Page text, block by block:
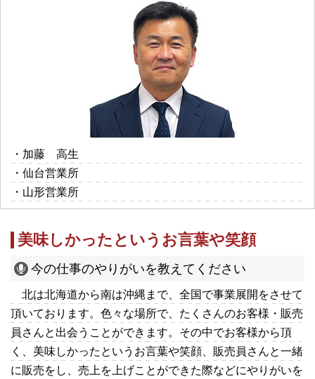
・加藤 高生
・仙台営業所
・山形営業所
美味しかったというお言葉や笑顔
今の仕事のやりがいを教えてください
北は北海道から南は沖縄まで、全国で事業展開をさせて
頂いております。色々な場所で、たくさんのお客様・販売
員さんと出会うことができます。その中でお客様から頂
く、美味しかったというお言葉や笑顔、販売員さんと一緒
に販売をし、売上を上げことができた際などにやりがいを